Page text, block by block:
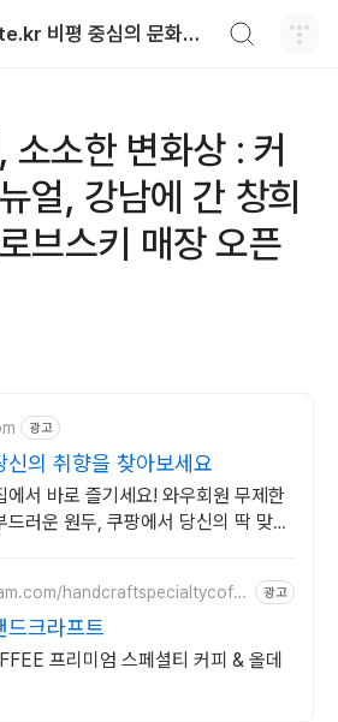
맛볼 taste.kr 비평 중심의 문화적 기호 · 맛 · 향기 리뷰
소소한 변화상 : 커
얼, 강남에 간 창희
브스키 매장 오픈
광고
의 취향을 찾아보세요
에서 바로 즐기세요! 와우회원 무제한
러운 원두, 쿠팡에서 당신의 딱 맞는
handcraftspecialtycoffe
광고
드크라프트
프리미엄 스페셜티 커피 & 올데